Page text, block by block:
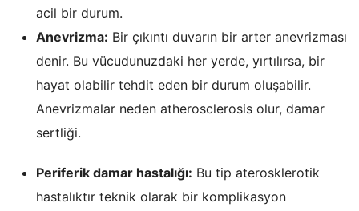
acil bir durum.
Anevrizma: Bir çıkıntı duvarın bir arter anevrizması
denir. Bu vücudunuzdaki her yerde, yırtılırsa, bir
hayat olabilir tehdit eden bir durum oluşabilir.
Anevrizmalar neden atherosclerosis olur, damar
sertliği.
Periferik damar hastalığı: Bu tip aterosklerotik
hastalıktır teknik olarak bir komplikasyon